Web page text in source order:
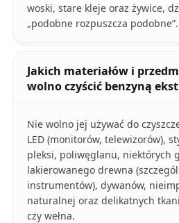
woski, stare kleje oraz żywice,
„podobne rozpuszcza podobne”.
Jakich materiałów i
wolno czyścić benzyną
Nie wolno jej używać do
LED (monitorów, telewizorów),
pleksi, poliwęglanu, niektórych
lakierowanego drewna
instrumentów), dywanów,
naturalnej oraz delikatnych
czy wełna.